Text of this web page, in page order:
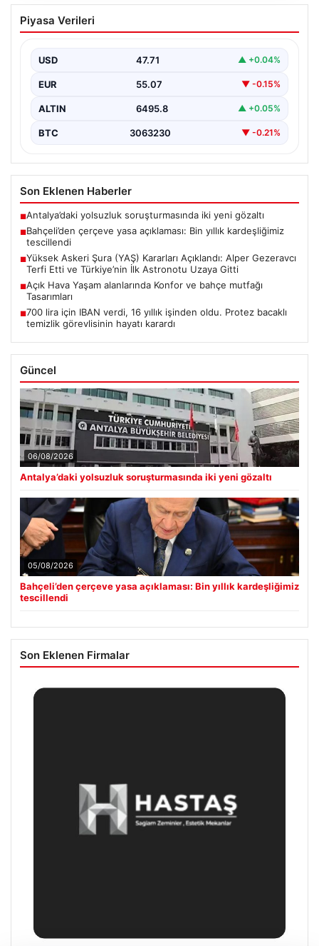
Bahçeli’den çerçeve yasa açıklaması:
Bin yıllık kardeşliğimiz tescillendi
Kardeşliğimiz Resmen Tescillendi”, “content”: “ Milliyetçi
Hareket…
Piyasa Verileri
USD 47.71 ▲ +0.04%
EUR 55.07 ▼ -0.15%
ALTIN 6495.8 ▲ +0.05%
BTC 3063230 ▼ -0.21%
Son Eklenen Haberler
■Antalya’daki yolsuzluk soruşturmasında iki yeni gözaltı
■Bahçeli’den çerçeve yasa açıklaması: Bin yıllık kardeşliğimiz
tescillendi
■Yüksek Askeri Şura (YAŞ) Kararları Açıklandı: Alper Gezeravcı
Terfi Etti ve Türkiye’nin İlk Astronotu Uzaya Gitti
■Açık Hava Yaşam alanlarında Konfor ve bahçe mutfağı
Tasarımları
■700 lira için IBAN verdi, 16 yıllık işinden oldu. Protez bacaklı
temizlik görevlisinin hayatı karardı
Güncel
06/08/2026
Antalya’daki yolsuzluk soruşturmasında iki yeni gözaltı
05/08/2026
Bahçeli’den çerçeve yasa açıklaması: Bin yıllık kardeşliğimiz
tescillendi
Son Eklenen Firmalar